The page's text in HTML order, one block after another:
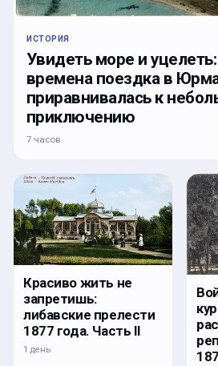
ИСТОРИЯ
Увидеть море и
времена поездка в
приравнивалась к
приключению
7 часов
Красиво жить не
запретишь:
либавские прелести
1877 года. Часть II
1 день